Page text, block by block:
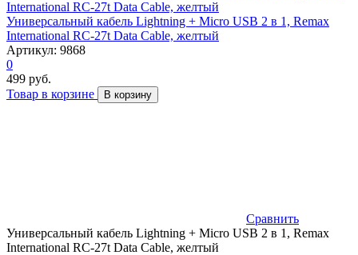
Универсальный кабель Lightning + Micro USB 2 в 1, Remax
International RC-27t Data Cable, желтый
Артикул: 9868
0
499 руб.
Товар в корзине
В корзину
Сравнить
Универсальный кабель Lightning + Micro USB 2 в 1, Remax
International RC-27t Data Cable, желтый